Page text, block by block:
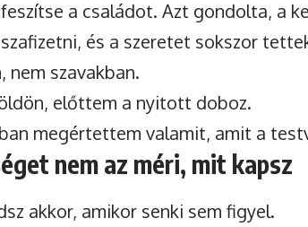
a családot. Azt gondolta, a
és a szeretet sokszor
nem szavakban.
előttem a nyitott doboz.
megértettem valamit, amit a
nem az méri, mit kapsz
akkor, amikor senki sem figyel.